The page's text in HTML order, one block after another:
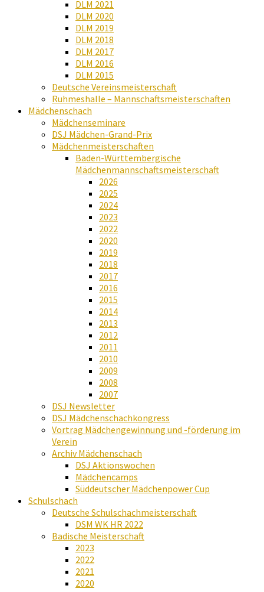
DLM 2021
DLM 2020
DLM 2019
DLM 2018
DLM 2017
DLM 2016
DLM 2015
Deutsche Vereinsmeisterschaft
Ruhmeshalle – Mannschaftsmeisterschaften
Mädchenschach
Mädchenseminare
DSJ Mädchen-Grand-Prix
Mädchenmeisterschaften
Baden-Württembergische
Mädchenmannschaftsmeisterschaft
2026
2025
2024
2023
2022
2020
2019
2018
2017
2016
2015
2014
2013
2012
2011
2010
2009
2008
2007
DSJ Newsletter
DSJ Mädchenschachkongress
Vortrag Mädchengewinnung und -förderung im
Verein
Archiv Mädchenschach
DSJ Aktionswochen
Mädchencamps
Süddeutscher Mädchenpower Cup
Schulschach
Deutsche Schulschachmeisterschaft
DSM WK HR 2022
Badische Meisterschaft
2023
2022
2021
2020